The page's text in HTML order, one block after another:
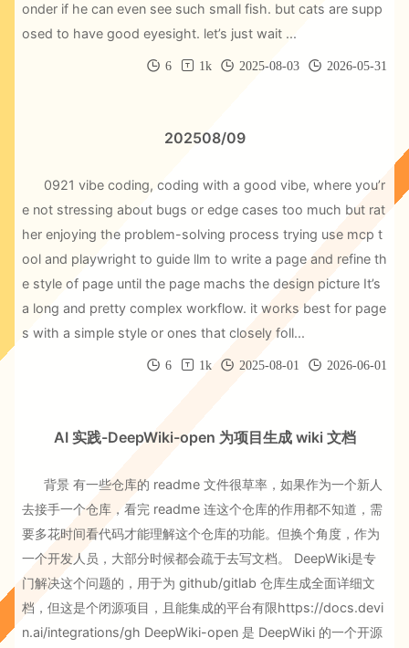
onder if he can even see such small fish. but cats are supp
osed to have good eyesight. let’s just wait ...
6 1k 2025-08-03 2026-05-31
202508/09
0921 vibe coding, coding with a good vibe, where you’r
e not stressing about bugs or edge cases too much but rat
her enjoying the problem-solving process trying use mcp t
ool and playwright to guide llm to write a page and refine th
e style of page until the page machs the design picture It’s
a long and pretty complex workflow. it works best for page
s with a simple style or ones that closely foll...
6 1k 2025-08-01 2026-06-01
AI 实践-DeepWiki-open 为项目生成 wiki 文档
背景 有一些仓库的 readme 文件很草率，如果作为一个新人
去接手一个仓库，看完 readme 连这个仓库的作用都不知道，需
要多花时间看代码才能理解这个仓库的功能。但换个角度，作为
一个开发人员，大部分时候都会疏于去写文档。 DeepWiki是专
门解决这个问题的，用于为 github/gitlab 仓库生成全面详细文
档，但这是个闭源项目，且能集成的平台有限https://docs.devi
n.ai/integrations/gh DeepWiki-open 是 DeepWiki 的一个开源